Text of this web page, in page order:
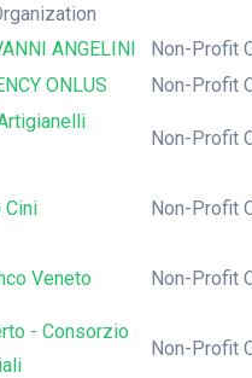
ANGELINI
Non-Profit
ONLUS
Non-Profit
Non-Profit
Cini Non-Profit
Veneto Non-Profit
- Consorzio
Non-Profit